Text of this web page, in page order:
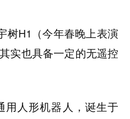
树H1（今年春晚上表演
实也具备一定的无遥控
用人形机器人，诞生于